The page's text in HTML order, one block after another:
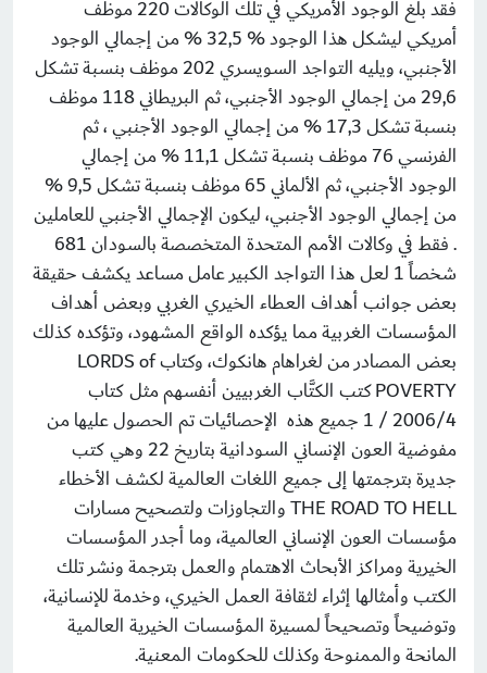
فقد بلغ الوجود الأمريكي في تلك الوكالات 220 موظف
أمريكي ليشكل هذا الوجود % 32,5 % من إجمالي الوجود
الأجنبي، ويليه التواجد السويسري 202 موظف بنسبة تشكل
29,6 من إجمالي الوجود الأجنبي، ثم البريطاني 118 موظف
بنسبة تشكل 17,3 % من إجمالي الوجود الأجنبي ، ثم
الفرنسي 76 موظف بنسبة تشكل 11,1 % من إجمالي
الوجود الأجنبي، ثم الألماني 65 موظف بنسبة تشكل 9,5 %
من إجمالي الوجود الأجنبي، ليكون الإجمالي الأجنبي للعاملين
. فقط في وكالات الأمم المتحدة المتخصصة بالسودان 681
شخصاً 1 لعل هذا التواجد الكبير عامل مساعد يكشف حقيقة
بعض جوانب أهداف العطاء الخيري الغربي وبعض أهداف
المؤسسات الغربية مما يؤكده الواقع المشهود، وتؤكده كذلك
بعض المصادر من لغراهام هانكوك، وكتاب LORDS of
POVERTY كتب الكتَّاب الغربيين أنفسهم مثل كتاب
2006/4 / 1 جميع هذه الإحصائيات تم الحصول عليها من
مفوضية العون الإنساني السودانية بتاريخ 22 وهي كتب
جديرة بترجمتها إلى جميع اللغات العالمية لكشف الأخطاء
THE ROAD TO HELL والتجاوزات ولتصحيح مسارات
مؤسسات العون الإنساني العالمية، وما أجدر المؤسسات
الخيرية ومراكز الأبحاث الاهتمام والعمل بترجمة ونشر تلك
الكتب وأمثالها إثراء لثقافة العمل الخيري، وخدمة للإنسانية،
وتوضيحاً وتصحيحاً لمسيرة المؤسسات الخيرية العالمية
المانحة والممنوحة وكذلك للحكومات المعنية.